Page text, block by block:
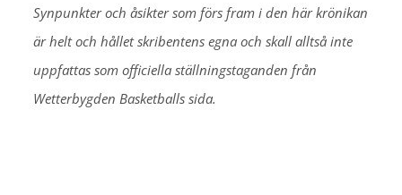
Synpunkter och åsikter som förs fram i den här krönikan
är helt och hållet skribentens egna och skall alltså inte
uppfattas som officiella ställningstaganden från
Wetterbygden Basketballs sida.